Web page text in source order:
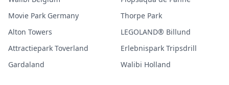
Movie Park Germany
Alton Towers
Attractiepark Toverland
Gardaland
Thorpe Park
LEGOLAND® Billund
Erlebnispark Tripsdrill
Walibi Holland